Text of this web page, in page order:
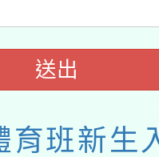
送出
育班新生